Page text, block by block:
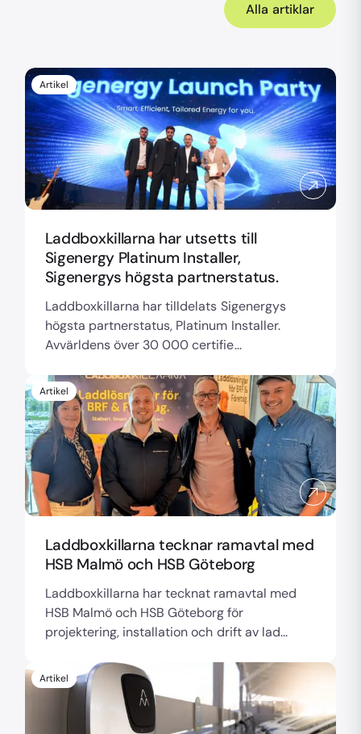
Alla artiklar
Artikel
Laddboxkillarna har utsetts till
Sigenergy Platinum Installer,
Sigenergys högsta partnerstatus.
Laddboxkillarna har tilldelats Sigenergys
högsta partnerstatus, Platinum Installer.
Avvärldens över 30 000 certifie...
Artikel
Laddboxkillarna tecknar ramavtal med
HSB Malmö och HSB Göteborg
Laddboxkillarna har tecknat ramavtal med
HSB Malmö och HSB Göteborg för
projektering, installation och drift av lad...
Artikel